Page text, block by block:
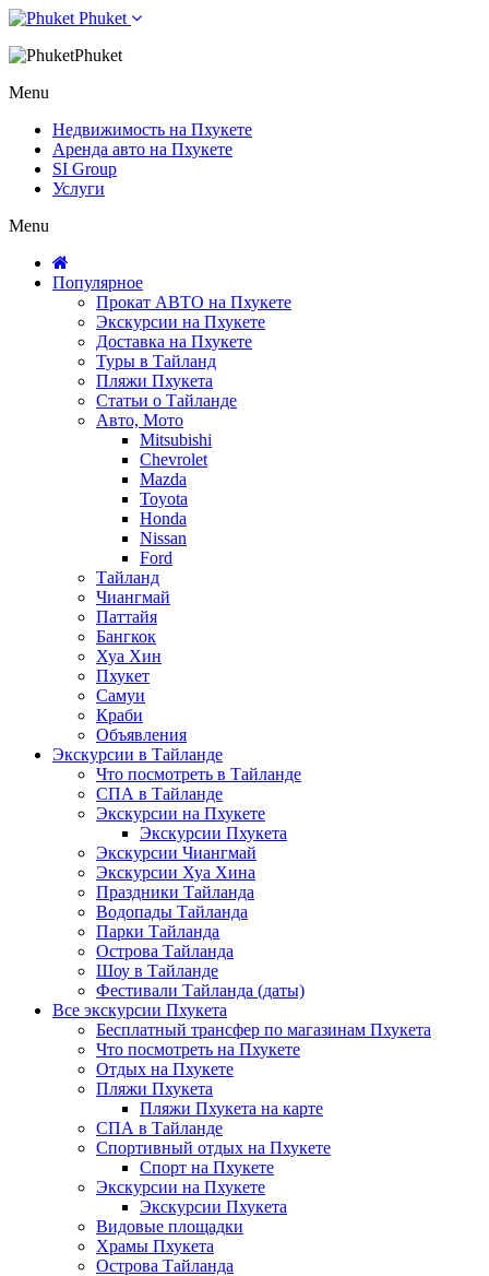
Phuket
Phuket
Menu
Недвижимость на Пхукете
Аренда авто на Пхукете
SI Group
Услуги
Menu
Популярное
Прокат АВТО на Пхукете
Экскурсии на Пхукете
Доставка на Пхукете
Туры в Тайланд
Пляжи Пхукета
Статьи о Тайланде
Авто, Мото
Mitsubishi
Chevrolet
Mazda
Toyota
Honda
Nissan
Ford
Тайланд
Чиангмай
Паттайя
Бангкок
Хуа Хин
Пхукет
Самуи
Краби
Объявления
Экскурсии в Тайланде
Что посмотреть в Тайланде
СПА в Тайланде
Экскурсии на Пхукете
Экскурсии Пхукета
Экскурсии Чиангмай
Экскурсии Хуа Хина
Праздники Тайланда
Водопады Тайланда
Парки Тайланда
Острова Тайланда
Шоу в Тайланде
Фестивали Тайланда (даты)
Все экскурсии Пхукета
Бесплатный трансфер по магазинам Пхукета
Что посмотреть на Пхукете
Отдых на Пхукете
Пляжи Пхукета
Пляжи Пхукета на карте
СПА в Тайланде
Спортивный отдых на Пхукете
Спорт на Пхукете
Экскурсии на Пхукете
Экскурсии Пхукета
Видовые площадки
Храмы Пхукета
Острова Тайланда